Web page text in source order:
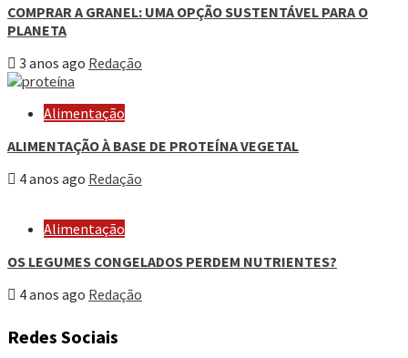
COMPRAR A GRANEL: UMA OPÇÃO SUSTENTÁVEL PARA O
PLANETA
3 anos ago Redação
Alimentação
ALIMENTAÇÃO À BASE DE PROTEÍNA VEGETAL
4 anos ago Redação
Alimentação
OS LEGUMES CONGELADOS PERDEM NUTRIENTES?
4 anos ago Redação
Redes Sociais